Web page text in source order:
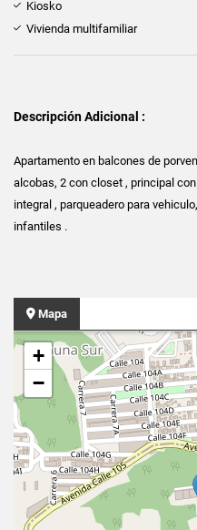
Kiosko
Vivienda multifamiliar
Descripción Adicional :
Apartamento en balcones de
alcobas, 2 con closet , principal
integral , parqueadero para
infantiles .
Mapa
+
−